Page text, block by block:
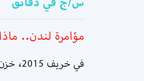
مؤامرة لندن..
في خريف 2015، خزن إرهابيون من حزب الله اللبناني آلافًا من عبوات الثلج شمال غرب لندن.